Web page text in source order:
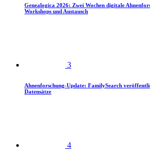
Genealogica 2026: Zwei Wochen digitale
Workshops und Austausch
3
Ahnenforschung-Update: FamilySearch
Datensätze
4